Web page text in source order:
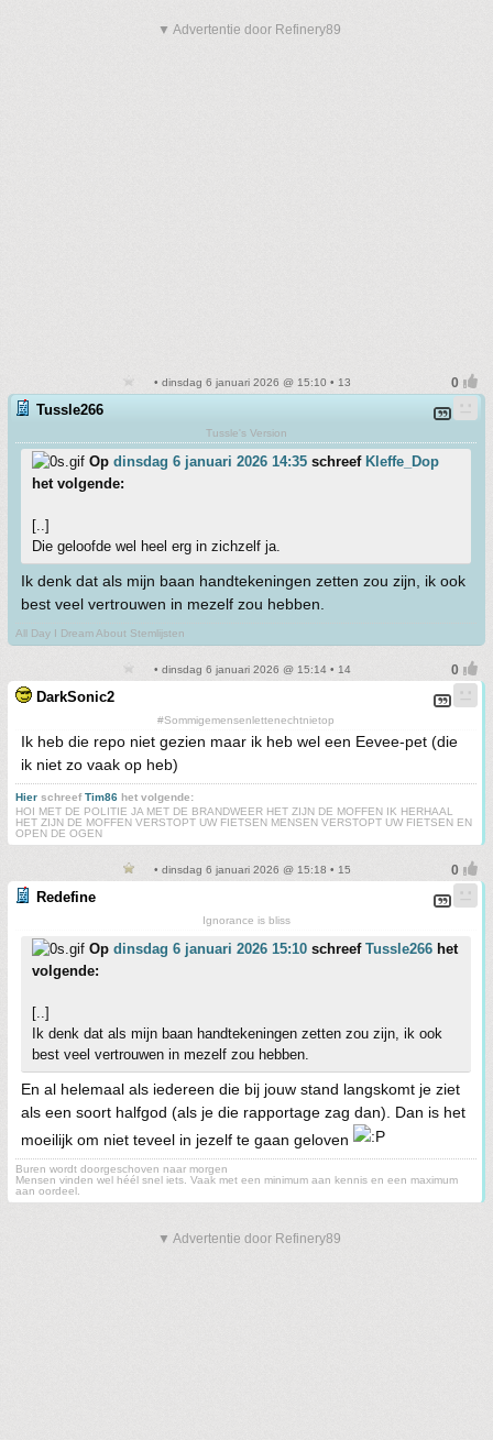
▼ Advertentie door Refinery89
• dinsdag 6 januari 2026 @ 15:10 • 13
Tussle266
Tussle's Version
Op dinsdag 6 januari 2026 14:35 schreef Kleffe_Dop
het volgende:
[..]
Die geloofde wel heel erg in zichzelf ja.
Ik denk dat als mijn baan handtekeningen zetten zou zijn, ik ook
best veel vertrouwen in mezelf zou hebben.
All Day I Dream About Stemlijsten
• dinsdag 6 januari 2026 @ 15:14 • 14
DarkSonic2
#Sommigemensenlettenechtnietop
Ik heb die repo niet gezien maar ik heb wel een Eevee-pet (die
ik niet zo vaak op heb)
Hier schreefTim86 het volgende:
HOI MET DE POLITIE JA MET DE BRANDWEER HET ZIJN DE MOFFEN IK HERHAAL
HET ZIJN DE MOFFEN VERSTOPT UW FIETSEN MENSEN VERSTOPT UW FIETSEN EN
OPEN DE OGEN
• dinsdag 6 januari 2026 @ 15:18 • 15
Redefine
Ignorance is bliss
Op dinsdag 6 januari 2026 15:10 schreef Tussle266 het
volgende:
[..]
Ik denk dat als mijn baan handtekeningen zetten zou zijn, ik ook
best veel vertrouwen in mezelf zou hebben.
En al helemaal als iedereen die bij jouw stand langskomt je ziet
als een soort halfgod (als je die rapportage zag dan). Dan is het
moeilijk om niet teveel in jezelf te gaan geloven
Buren wordt doorgeschoven naar morgen
Mensen vinden wel héél snel iets. Vaak met een minimum aan kennis en een maximum
aan oordeel.
▼ Advertentie door Refinery89